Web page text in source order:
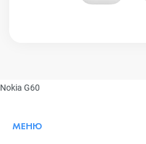
Nokia G60
МЕНЮ